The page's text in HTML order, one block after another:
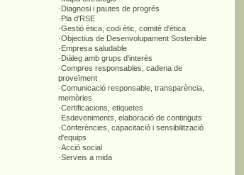
·Diagnosi i pautes de progrés
·Pla d'RSE
·Gestió ètica, codi ètic, comitè d'ètica
·Objectius de Desenvolupament Sostenible
·Empresa saludable
·Diàleg amb grups d'interès
·Compres responsables, cadena de
proveïment
·Comunicació responsable, transparència,
memòries
·Certificacions, etiquetes
·Esdeveniments, elaboració de continguts
·Conferències, capacitació i sensibilització
d'equips
·Acció social
·Serveis a mida